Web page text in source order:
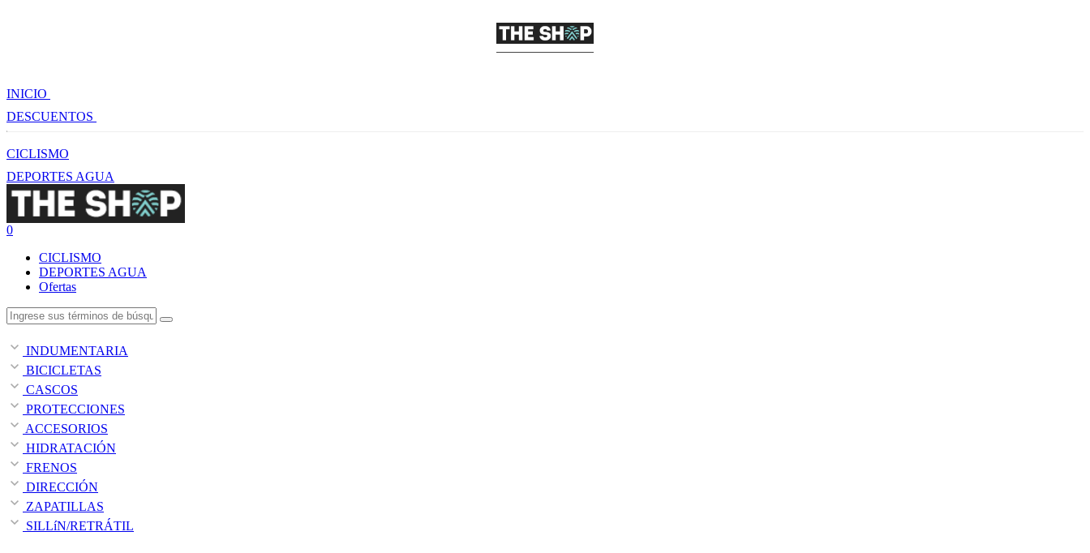
INICIO
DESCUENTOS
CICLISMO
DEPORTES AGUA
0
CICLISMO
DEPORTES AGUA
Ofertas
INDUMENTARIA
BICICLETAS
CASCOS
PROTECCIONES
ACCESORIOS
HIDRATACIÓN
FRENOS
DIRECCIÓN
ZAPATILLAS
SILLíN/RETRÁTIL